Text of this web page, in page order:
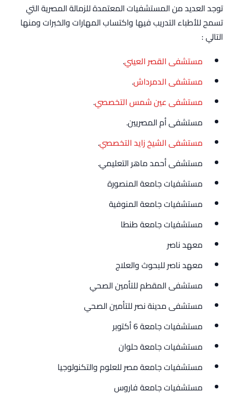
توجد العديد من المستشفيات المعتمدة للزمالة المصرية التي
تسمح للأطباء التدريب فيها واكتساب المهارات والخبرات ومنها
التالي :
مستشفى القصر العيني.
مستشفى الدمرداش.
مستشفى عين شمس التخصصي.
مستشفى أم المصريين.
مستشفى الشيخ زايد التخصصي.
مستشفى أحمد ماهر التعليمي.
مستشفيات جامعة المنصورة
مستشفيات جامعة المنوفية
مستشفيات جامعة طنطا
معهد ناصر
معهد ناصر للبحوث والعلاج
مستشفى المقطم للتأمين الصحي
مستشفى مدينة نصر للتأمين الصحي
مستشفيات جامعة 6 أكتوبر
مستشفيات جامعة حلوان
مستشفيات جامعة مصر للعلوم والتكنولوجيا
مستشفيات جامعة فاروس